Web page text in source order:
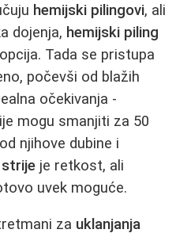
hemijski pilingovi, ali
dojenja, hemijski piling
Tada se pristupa
počevši od blažih
očekivanja -
mogu smanjiti za 50
njihove dubine i
je retkost, ali
uvek moguće.
za uklanjanja